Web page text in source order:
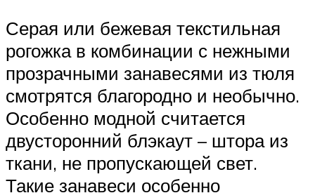
Серая или бежевая текстильная
рогожка в комбинации с нежными
прозрачными занавесями из тюля
смотрятся благородно и необычно.
Особенно модной считается
двусторонний блэкаут – штора из
ткани, не пропускающей свет.
Такие занавеси особенно